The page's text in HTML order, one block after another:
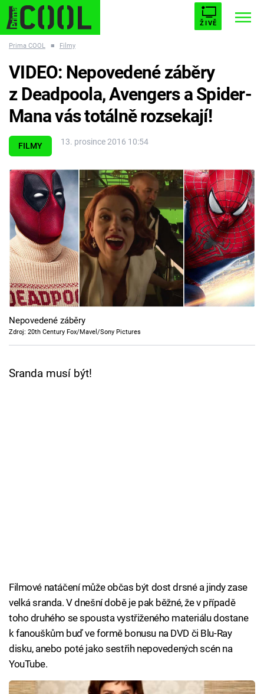
ŽIVĚ
ESCAPE PLNEJ KOTEL AVENGERS 5
Témata
Filmy
Seriály
Hry
Cool Esport
Pořady
TV Program
Prima COOL ■ Filmy
FILMY 13. prosince 2016 10:54
VIDEO: Nepovedené záběry
z Deadpoola, Avengers a Spider-
Mana vás totálně rozsekají!
Nepovedené záběry
Zdroj: 20th Century Fox/Mavel/Sony Pictures
Sranda musí být!
Filmové natáčení může občas být dost drsné a jindy zase
velká sranda. V dnešní době je pak běžné, že v případě
toho druhého se spousta vystřiženého materiálu dostane
k fanouškům buď ve formě bonusu na DVD či Blu-Ray
disku, anebo poté jako sestřih nepovedených scén na
YouTube.